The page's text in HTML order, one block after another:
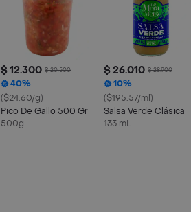
$ 12.300 $ 20.500
40%
($24.60/g)
Pico De Gallo 500 Gr
500g
$ 26.010 $ 28.900
10%
($195.57/ml)
Salsa Verde Clásica
133 mL